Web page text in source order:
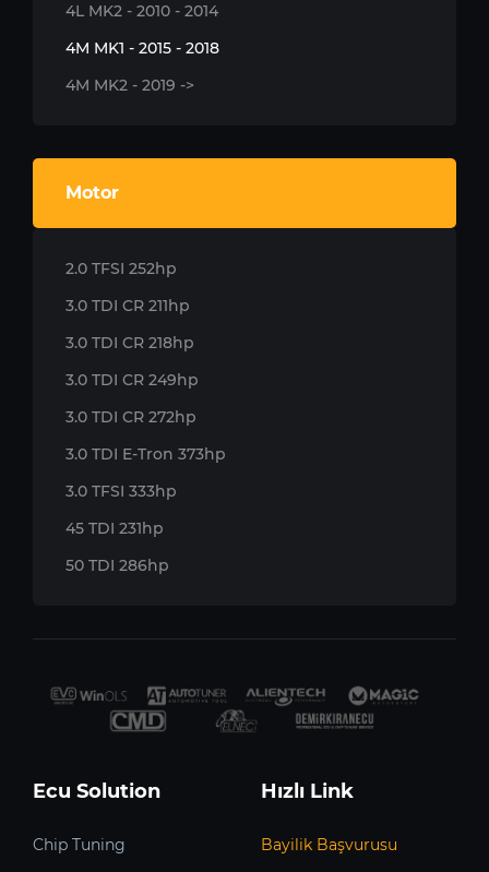
4L MK2 - 2010 - 2014
4M MK1 - 2015 - 2018
4M MK2 - 2019 ->
Motor
2.0 TFSI 252hp
3.0 TDI CR 211hp
3.0 TDI CR 218hp
3.0 TDI CR 249hp
3.0 TDI CR 272hp
3.0 TDI E-Tron 373hp
3.0 TFSI 333hp
45 TDI 231hp
50 TDI 286hp
Ecu Solution
Chip Tuning
Hızlı Link
Bayilik Başvurusu